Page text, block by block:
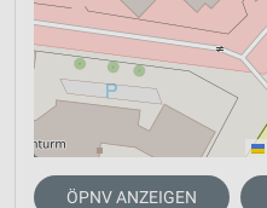
ÖPNV ANZEIGEN